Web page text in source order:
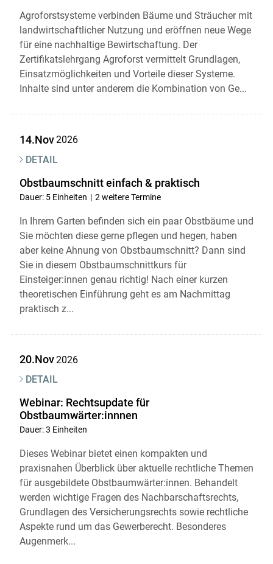
Skip to main content
Agroforstsysteme verbinden Bäume und Sträucher mit
landwirtschaftlicher Nutzung und eröffnen neue Wege
für eine nachhaltige Bewirtschaftung. Der
Zertifikatslehrgang Agroforst vermittelt Grundlagen,
Einsatzmöglichkeiten und Vorteile dieser Systeme.
Inhalte sind unter anderem die Kombination von Ge...
14.Nov2026
DETAIL
Obstbaumschnitt einfach & praktisch
Dauer: 5 Einheiten 2 weitere Termine
In Ihrem Garten befinden sich ein paar Obstbäume und
Sie möchten diese gerne pflegen und hegen, haben
aber keine Ahnung von Obstbaumschnitt? Dann sind
Sie in diesem Obstbaumschnittkurs für
Einsteiger:innen genau richtig! Nach einer kurzen
theoretischen Einführung geht es am Nachmittag
praktisch z...
20.Nov2026
DETAIL
Webinar: Rechtsupdate für
Obstbaumwärter:innnen
Dauer: 3 Einheiten
Dieses Webinar bietet einen kompakten und
praxisnahen Überblick über aktuelle rechtliche Themen
für ausgebildete Obstbaumwärter:innen. Behandelt
werden wichtige Fragen des Nachbarschaftsrechts,
Grundlagen des Versicherungsrechts sowie rechtliche
Aspekte rund um das Gewerberecht. Besonderes
Augenmerk...